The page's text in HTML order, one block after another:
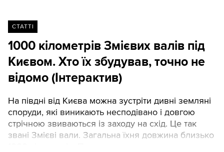
земля звалася Руссю, або
Рутенією, а той нарід, який ми
нині звемо руським, звався
московинами, а їх земля —
Московією”, — йдеться в його
часописі.Read this article in
English
СТАТТІ
1000 кілометрів Змієвих валів під
Києвом. Хто їх збудував, точно не
відомо (Інтерактив)
На півдні від Києва можна зустріти дивні земляні
споруди, які виникають несподівано і довгою
стрічною звиваються із заходу на схід. Це так
звані Змієві вали. Загальна їхня довжина близько